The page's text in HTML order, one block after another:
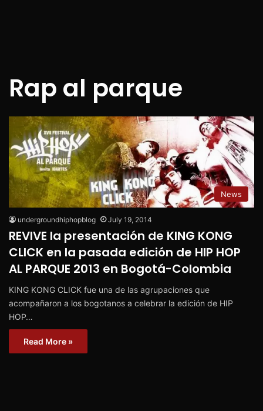
Rap al parque
News
undergroundhiphopblog July 19, 2014
REVIVE la presentación de KING KONG
CLICK en la pasada edición de HIP HOP
AL PARQUE 2013 en Bogotá-Colombia
KING KONG CLICK fue una de las agrupaciones que
acompañaron a los bogotanos a celebrar la edición de HIP
HOP…
Read More »